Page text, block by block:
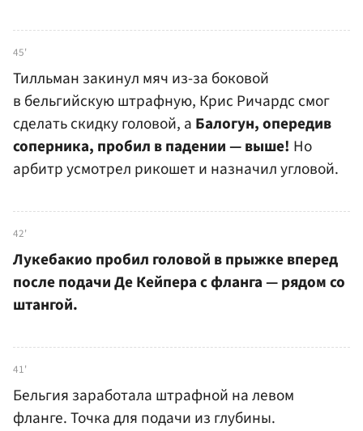
45'
Тилльман закинул мяч из-за боковой
в бельгийскую штрафную, Крис Ричардс смог
сделать скидку головой, а Балогун, опередив
соперника, пробил в падении — выше! Но
арбитр усмотрел рикошет и назначил угловой.
42'
Лукебакио пробил головой в прыжке вперед
после подачи Де Кейпера с фланга — рядом со
штангой.
41'
Бельгия заработала штрафной на левом
фланге. Точка для подачи из глубины.